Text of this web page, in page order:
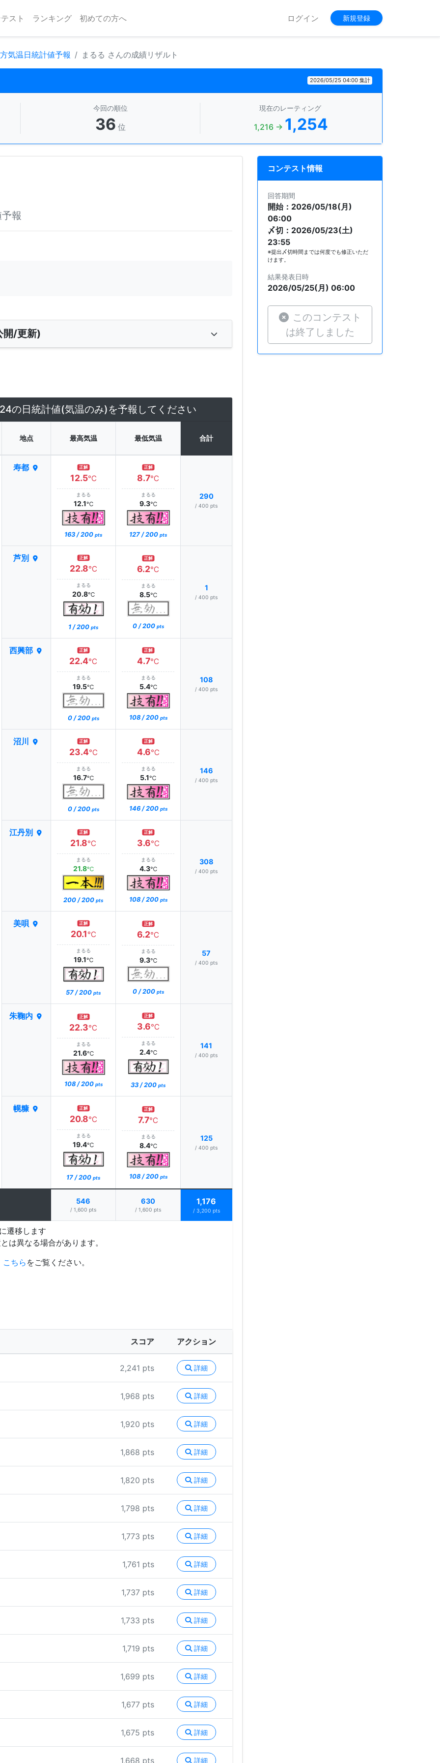
スト ランキング 初めての方へ ログイン 新規登録
気温日統計値予報 まるる さんの成績リザルト
2026/05/25 04:00 集計
今回の順位
36 位
現在のレーティング
1,216 → 1,254
報
開/更新)
の日統計値(気温のみ)を予報してください
地点 最高気温 最低気温 合計
寿都 正解
12.5℃
まるる
12.1℃
163 / 200 pts
正解
8.7℃
まるる
9.3℃
127 / 200 pts
290
/ 400 pts
芦別 正解
22.8℃
まるる
20.8℃
1 / 200 pts
正解
6.2℃
まるる
8.5℃
0 / 200 pts
1
/ 400 pts
西興部 正解
22.4℃
まるる
19.5℃
0 / 200 pts
正解
4.7℃
まるる
5.4℃
108 / 200 pts
108
/ 400 pts
沼川 正解
23.4℃
まるる
16.7℃
0 / 200 pts
正解
4.6℃
まるる
5.1℃
146 / 200 pts
146
/ 400 pts
江丹別 正解
21.8℃
まるる
21.8℃
200 / 200 pts
正解
3.6℃
まるる
4.3℃
108 / 200 pts
308
/ 400 pts
美唄 正解
20.1℃
まるる
19.1℃
57 / 200 pts
正解
6.2℃
まるる
9.3℃
0 / 200 pts
57
/ 400 pts
朱鞠内 正解
22.3℃
まるる
21.6℃
108 / 200 pts
正解
3.6℃
まるる
2.4℃
33 / 200 pts
141
/ 400 pts
幌糠 正解
20.8℃
まるる
19.4℃
17 / 200 pts
正解
7.7℃
まるる
8.4℃
108 / 200 pts
125
/ 400 pts
546
/ 1,600 pts
630
/ 1,600 pts
1,176
/ 3,200 pts
遷移します
は異なる場合があります。
こちら をご覧ください。
スコア アクション
2,241 pts 詳細
1,968 pts 詳細
1,920 pts 詳細
1,868 pts 詳細
1,820 pts 詳細
1,798 pts 詳細
1,773 pts 詳細
1,761 pts 詳細
1,737 pts 詳細
1,733 pts 詳細
1,719 pts 詳細
1,699 pts 詳細
1,677 pts 詳細
1,675 pts 詳細
1,668 pts 詳細
コンテスト情報
回答期間
開始：2026/05/18(月)
06:00
〆切：2026/05/23(土)
23:55
※提出〆切時間までは何度でも修正いただ
けます。
結果発表日時
2026/05/25(月) 06:00
このコンテスト
は終了しました